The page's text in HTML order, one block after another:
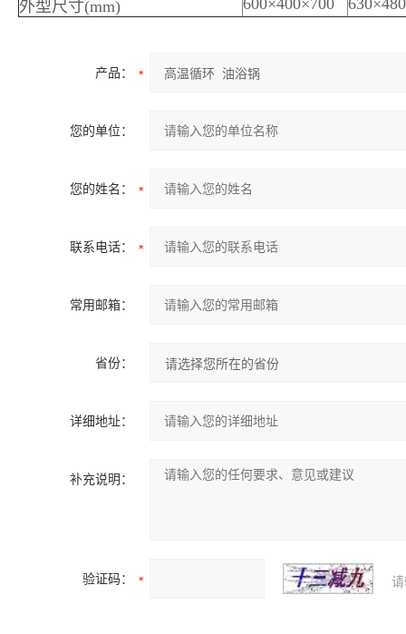
外型尺寸(mm)
600×400×700
产品：
您的单位：
您的姓名：
联系电话：
常用邮箱：
省份：
详细地址：
补充说明：
验证码：